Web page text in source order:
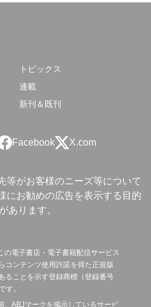
トピックス
連載
新刊＆既刊
Facebook X.com
等がお客様のニーズ等について
にお勧めの広告を表示する目的
あります。
の電子書店・電子書籍配信サービス
コンテンツ使用許諾を得た正規版
ることを示す登録商標（登録番号
す。
、ABJマークを掲示しているサービ